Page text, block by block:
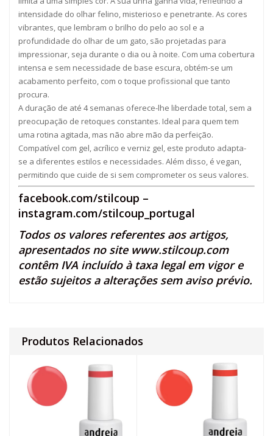
intensidade do olhar felino, misterioso e penetrante. As cores
vibrantes, que lembram o brilho do pelo ao sol e a
profundidade do olhar de um gato, são projetadas para
impressionar, seja durante o dia ou à noite. Com uma cobertura
intensa e sem necessidade de base escura, obtém-se um
acabamento perfeito, com o toque profissional que tanto
procura.
A duração de até 4 semanas oferece-lhe liberdade total, sem a
preocupação de retoques constantes. Ideal para quem tem
uma rotina agitada, mas não abre mão da perfeição.
Compatível com gel, acrílico e verniz gel, este produto adapta-
se a diferentes estilos e necessidades. Além disso, é vegan,
permitindo que cuide de si sem comprometer os seus valores.
facebook.com/stilcoup –
instagram.com/stilcoup_portugal
Todos os valores referentes aos artigos,
apresentados no site www.stilcoup.com
contêm IVA incluído à taxa legal em vigor e
estão sujeitos a alterações sem aviso prévio.
Produtos Relacionados